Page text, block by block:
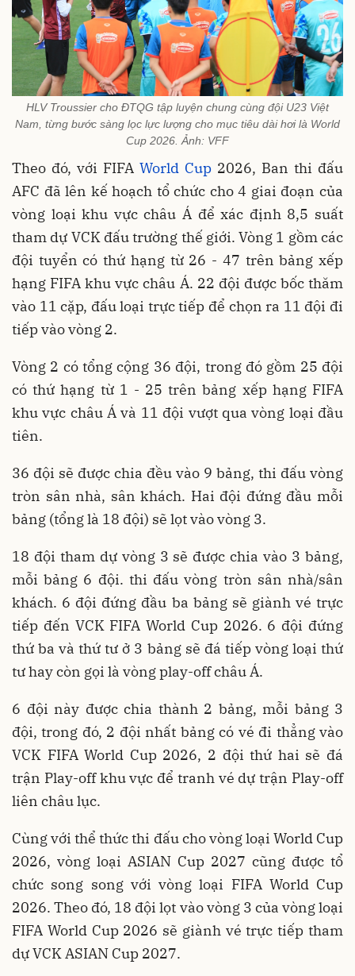
HLV Troussier cho ĐTQG tập luyện chung cùng đội U23 Việt
Nam, từng bước sàng lọc lực lượng cho mục tiêu dài hơi là World
Cup 2026. Ảnh: VFF
Theo đó, với FIFA World Cup 2026, Ban thi đấu
AFC đã lên kế hoạch tổ chức cho 4 giai đoạn của
vòng loại khu vực châu Á để xác định 8,5 suất
tham dự VCK đấu trường thế giới. Vòng 1 gồm các
đội tuyển có thứ hạng từ 26 - 47 trên bảng xếp
hạng FIFA khu vực châu Á. 22 đội được bốc thăm
vào 11 cặp, đấu loại trực tiếp để chọn ra 11 đội đi
tiếp vào vòng 2.
Vòng 2 có tổng cộng 36 đội, trong đó gồm 25 đội
có thứ hạng từ 1 - 25 trên bảng xếp hạng FIFA
khu vực châu Á và 11 đội vượt qua vòng loại đầu
tiên.
36 đội sẽ được chia đều vào 9 bảng, thi đấu vòng
tròn sân nhà, sân khách. Hai đội đứng đầu mỗi
bảng (tổng là 18 đội) sẽ lọt vào vòng 3.
18 đội tham dự vòng 3 sẽ được chia vào 3 bảng,
mỗi bảng 6 đội. thi đấu vòng tròn sân nhà/sân
khách. 6 đội đứng đầu ba bảng sẽ giành vé trực
tiếp đến VCK FIFA World Cup 2026. 6 đội đứng
thứ ba và thứ tư ở 3 bảng sẽ đá tiếp vòng loại thứ
tư hay còn gọi là vòng play-off châu Á.
6 đội này được chia thành 2 bảng, mỗi bảng 3
đội, trong đó, 2 đội nhất bảng có vé đi thẳng vào
VCK FIFA World Cup 2026, 2 đội thứ hai sẽ đá
trận Play-off khu vực để tranh vé dự trận Play-off
liên châu lục.
Cùng với thể thức thi đấu cho vòng loại World Cup
2026, vòng loại ASIAN Cup 2027 cũng được tổ
chức song song với vòng loại FIFA World Cup
2026. Theo đó, 18 đội lọt vào vòng 3 của vòng loại
FIFA World Cup 2026 sẽ giành vé trực tiếp tham
dự VCK ASIAN Cup 2027.